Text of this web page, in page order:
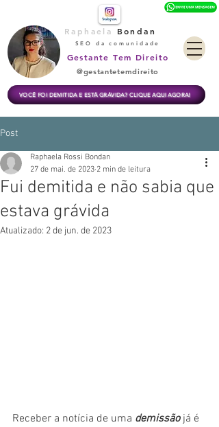
VOCÊ FOI DEMITIDA E ESTÁ GRÁVIDA? CLIQUE AQUI AGORA!
Raphaela Bondan
SEO da comunidade
Gestante Tem Direito
@gestantetemdireito
Post
Fui demitida e não sabia que
estava grávida
Raphaela Rossi Bondan
27 de mai. de 2023 2 min de leitura
Atualizado: 2 de jun. de 2023
Receber a notícia de uma demissão já é